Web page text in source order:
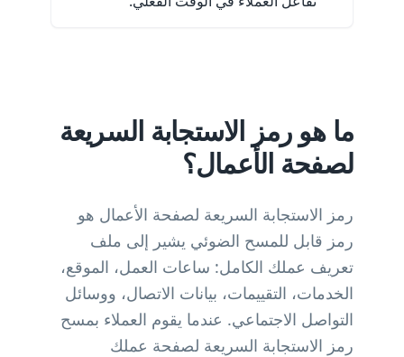
ما هو رمز الاستجابة السريعة
لصفحة الأعمال؟
رمز الاستجابة السريعة لصفحة الأعمال هو
رمز قابل للمسح الضوئي يشير إلى ملف
تعريف عملك الكامل: ساعات العمل، الموقع،
الخدمات، التقييمات، بيانات الاتصال، ووسائل
التواصل الاجتماعي. عندما يقوم العملاء بمسح
رمز الاستجابة السريعة لصفحة عملك